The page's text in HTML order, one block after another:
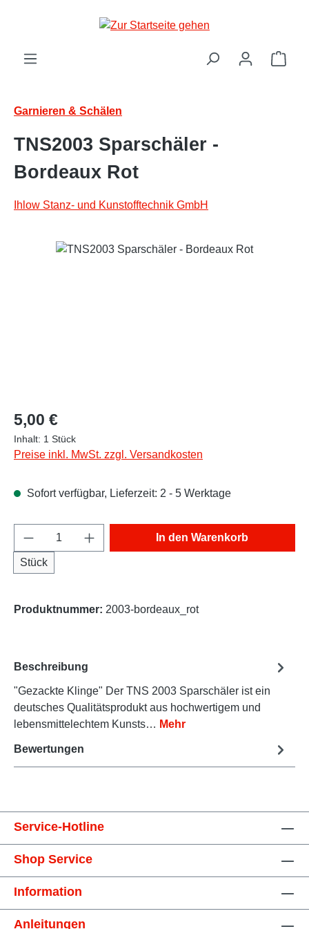
Zum Hauptinhalt springen
Garnieren & Schälen
TNS2003 Sparschäler -
Bordeaux Rot
Ihlow Stanz- und Kunstofftechnik GmbH
Bildergalerie überspringen
Regulärer Preis:
5,00 €
Inhalt: 1 Stück
Preise inkl. MwSt. zzgl. Versandkosten
Sofort verfügbar, Lieferzeit: 2 - 5 Werktage
Produkt Anzahl: Gib den gewünschten
Stück
In den Warenkorb
Produktnummer: 2003-bordeaux_rot
Beschreibung
"Gezackte Klinge" Der TNS 2003 Sparschäler ist ein
deutsches Qualitätsprodukt aus hochwertigem und
lebensmittelechtem Kunsts… Mehr
Bewertungen
Service-Hotline
Shop Service
Information
Anleitungen